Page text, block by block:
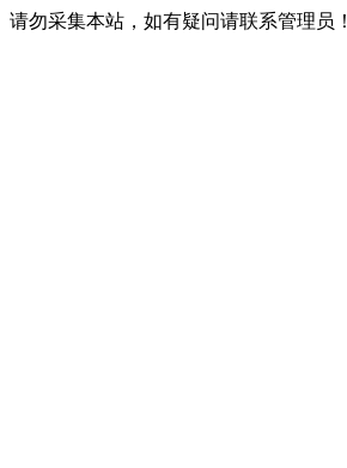
请勿采集本站，如有疑问请联系管理员！